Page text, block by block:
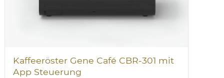
Kaffeeröster Gene Café CBR-301 mit
App Steuerung